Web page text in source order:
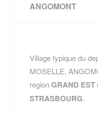
ANGOMONT
Village typique du
MOSELLE,
regionGRAND EST
STRASBOURG.